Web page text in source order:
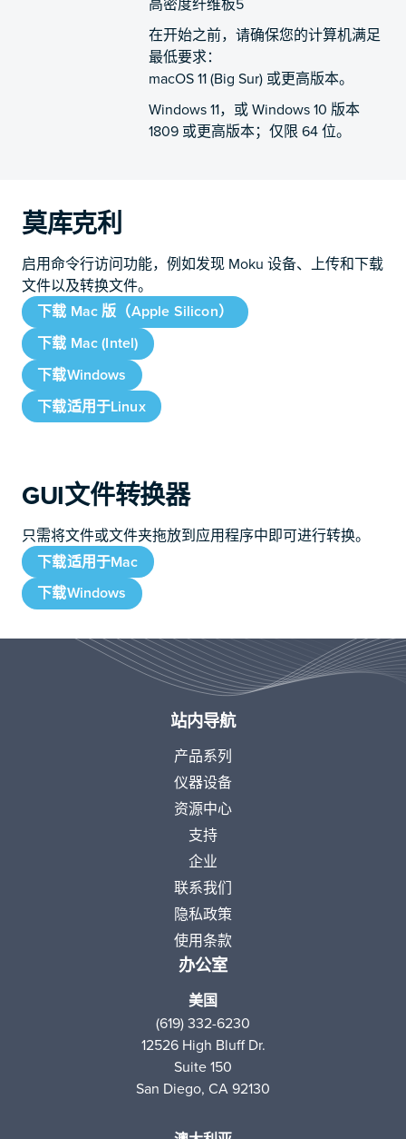
在开始之前，请确保您的计算机满足
最低要求：
macOS 11 (Big Sur) 或更高版本。
Windows 11，或 Windows 10 版本
1809 或更高版本；仅限 64 位。
莫库克利
启用命令行访问功能，例如发现 Moku 设备、上传和下载
文件以及转换文件。
下载 Mac 版（Apple Silicon）
下载 Mac (Intel)
下载Windows
下载适用于Linux
GUI文件转换器
只需将文件或文件夹拖放到应用程序中即可进行转换。
下载适用于Mac
下载Windows
站内导航
产品系列
仪器设备
资源中心
支持
企业
联系我们
隐私政策
使用条款
办公室
美国
(619) 332-6230
12526 High Bluff Dr.
Suite 150
San Diego, CA 92130